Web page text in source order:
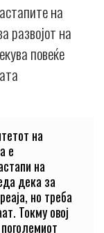
на
развојот на
повеќе
на
е
на
дека за
но треба
Токму овој